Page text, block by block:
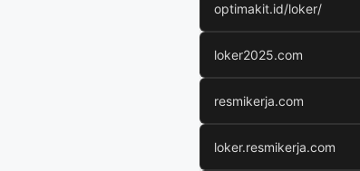
optimakit.id/loker/
loker2025.com
resmikerja.com
loker.resmikerja.com